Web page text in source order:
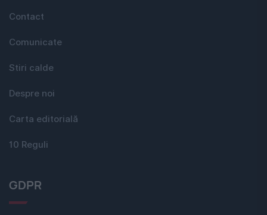
Contact
Comunicate
Stiri calde
Despre noi
Carta editorială
10 Reguli
GDPR